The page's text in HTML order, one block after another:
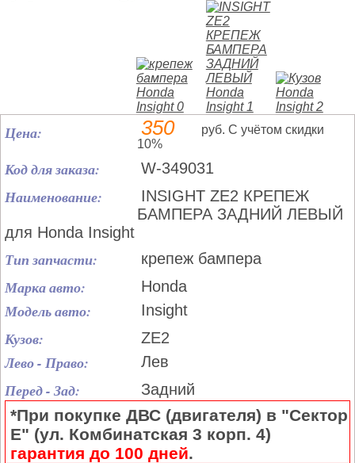
Цена: 350
руб. С учётом скидки
10%
Код для заказа: W-349031
Наименование:
INSIGHT ZE2 КРЕПЕЖ
БАМПЕРА ЗАДНИЙ ЛЕВЫЙ
для Honda Insight
Тип запчасти: крепеж бампера
Марка авто: Honda
Модель авто: Insight
Кузов: ZE2
Лево - Право: Лев
Перед - Зад: Задний
*При покупке ДВС (двигателя) в "Сектор
Е" (ул. Комбинатская 3 корп. 4)
гарантия до 100 дней.